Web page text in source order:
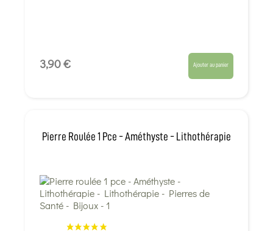
3,90 € Ajouter au panier
Pierre Roulée 1 Pce - Améthyste - Lithothérapie